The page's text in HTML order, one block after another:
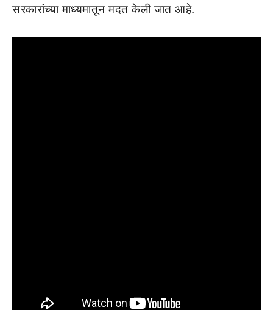
सरकारांच्या माध्यमातून मदत केली जात आहे.